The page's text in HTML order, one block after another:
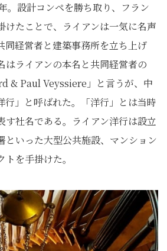
。設計コンペを勝ち取り、フラン
けたことで、ライアンは一気に名声
同経営者と建築事務所を立ち上げ
はライアンの本名と共同経営者の
& Paul Veyssiere」と言うが、中
行」と呼ばれた。「洋行」とは当時
す社名である。ライアン洋行は設立
といった大型公共施設、マンション
を手掛けた。